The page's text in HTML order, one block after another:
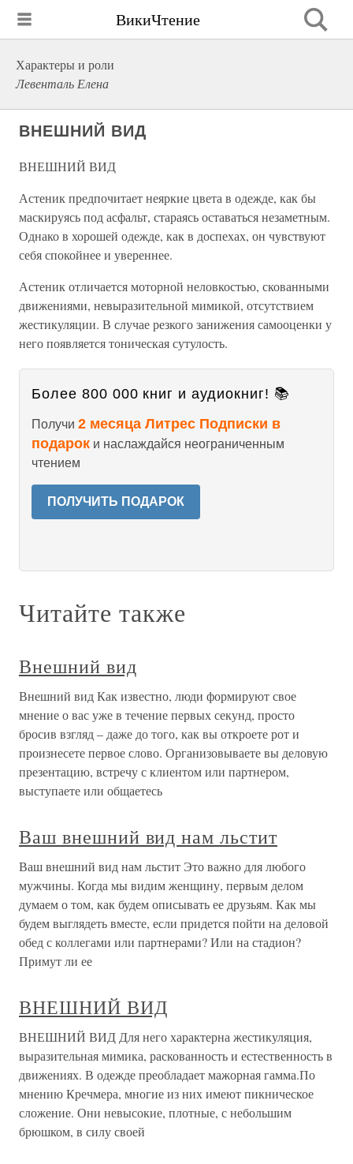
ВикиЧтение
Характеры и роли
Левенталь Елена
ВНЕШНИЙ ВИД
ВНЕШНИЙ ВИД
Астеник предпочитает неяркие цвета в одежде, как бы
маскируясь под асфальт, стараясь оставаться незаметным.
Однако в хорошей одежде, как в доспехах, он чувствуют
себя спокойнее и увереннее.
Астеник отличается моторной неловкостью, скованными
движениями, невыразительной мимикой, отсутствием
жестикуляции. В случае резкого занижения самооценки у
него появляется тоническая сутулость.
Более 800 000 книг и аудиокниг! 📚
Получи 2 месяца Литрес Подписки в
подарок и наслаждайся неограниченным
чтением
ПОЛУЧИТЬ ПОДАРОК
Читайте также
Внешний вид
Внешний вид Как известно, люди формируют свое
мнение о вас уже в течение первых секунд, просто
бросив взгляд – даже до того, как вы откроете рот и
произнесете первое слово. Организовываете вы деловую
презентацию, встречу с клиентом или партнером,
выступаете или общаетесь
Ваш внешний вид нам льстит
Ваш внешний вид нам льстит Это важно для любого
мужчины. Когда мы видим женщину, первым делом
думаем о том, как будем описывать ее друзьям. Как мы
будем выглядеть вместе, если придется пойти на деловой
обед с коллегами или партнерами? Или на стадион?
Примут ли ее
ВНЕШНИЙ ВИД
ВНЕШНИЙ ВИД Для него характерна жестикуляция,
выразительная мимика, раскованность и естественность в
движениях. В одежде преобладает мажорная гамма.По
мнению Кречмера, многие из них имеют пикническое
сложение. Они невысокие, плотные, с небольшим
брюшком, в силу своей